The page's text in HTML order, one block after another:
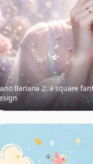
Banana 2: a square